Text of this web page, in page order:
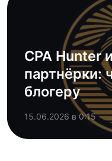
CPA Hunter
партнёрки:
блогеру
15.06.2026 в 0:15